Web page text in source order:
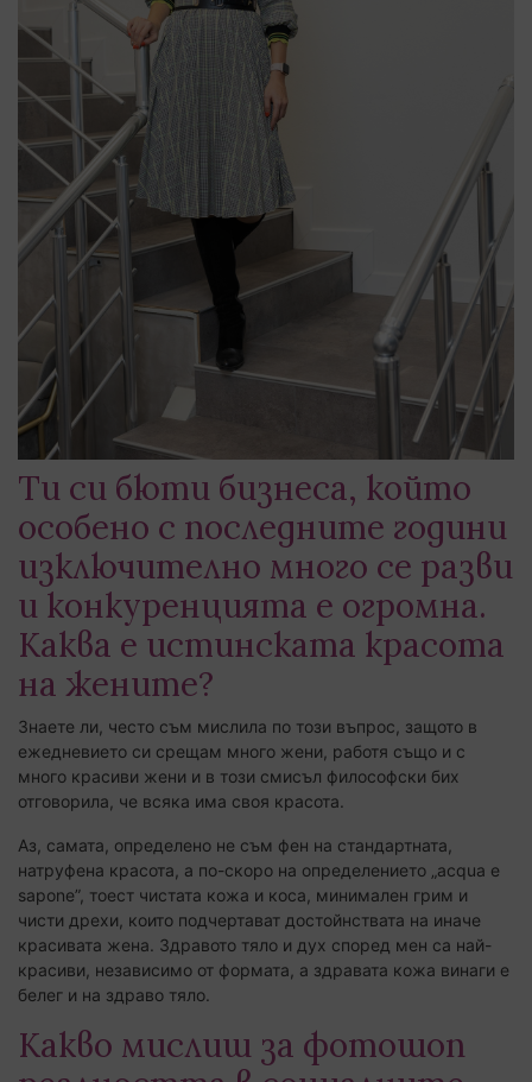
Ти си бюти бизнеса, който
особено с последните години
изключително много се разви
и конкуренцията е огромна.
Каква е истинската красота
на жените?
Знаете ли, често съм мислила по този въпрос, защото в
ежедневието си срещам много жени, работя също и с
много красиви жени и в този смисъл философски бих
отговорила, че всяка има своя красота.
Аз, самата, определено не съм фен на стандартната,
натруфена красота, а по-скоро на определението „acqua e
sapone”, тоест чистата кожа и коса, минимален грим и
чисти дрехи, които подчертават достойнствата на иначе
красивата жена. Здравото тяло и дух според мен са най-
красиви, независимо от формата, а здравата кожа винаги е
белег и на здраво тяло.
Какво мислиш за фотошоп